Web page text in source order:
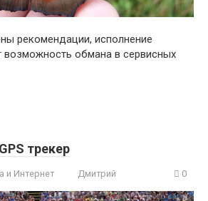
рекомендации, исполнение
возможность обмана в сервисных
трекер
и Интернет Дмитрий 0